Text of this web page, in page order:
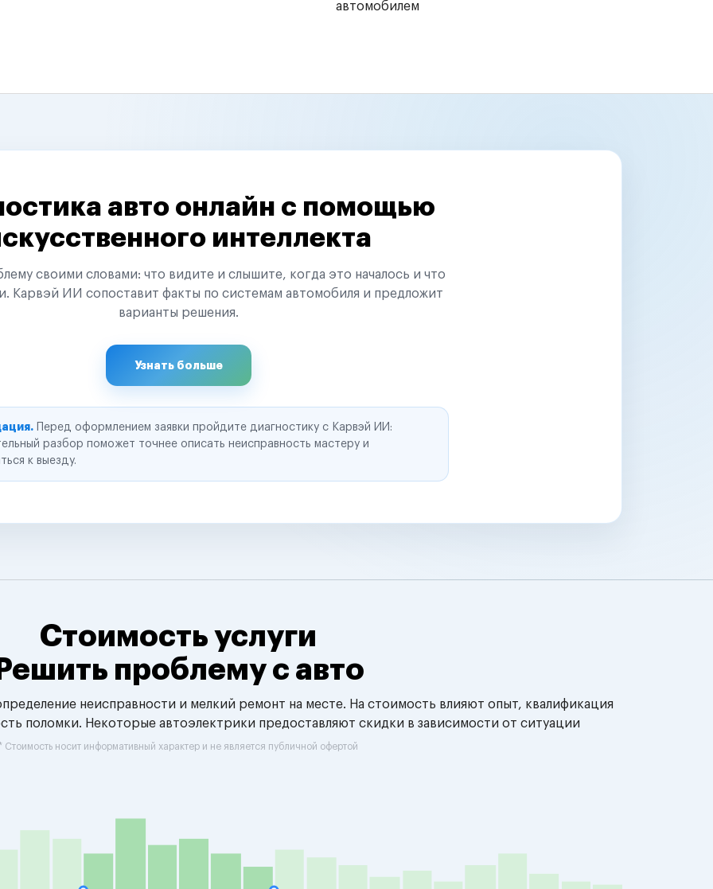
автомобилем
авто онлайн с помощью
интеллекта
своими словами: что видите и слышите, когда это началось и что
Карвэй ИИ сопоставит факты по системам автомобиля и предложит
варианты решения.
Узнать больше
Перед оформлением заявки пройдите диагностику с Карвэй ИИ:
разбор поможет точнее описать неисправность мастеру и
к выезду.
Стоимость услуги
Решить проблему с авто
неисправности и мелкий ремонт на месте. На стоимость влияют опыт, квалификация
поломки. Некоторые автоэлектрики предоставляют скидки в зависимости от ситуации
Стоимость носит информативный характер и не является публичной офертой